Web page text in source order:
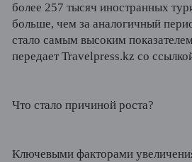
более 257 тысяч иностранных
больше, чем за аналогичный
стало самым высоким
передает Travelpress.kz со
Что стало причиной роста?
Ключевыми факторами